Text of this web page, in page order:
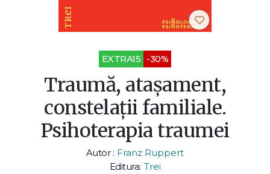
EXTRA15 -30%
Traumă, ataşament,
constelaţii familiale.
Psihoterapia traumei
Autor : Franz Ruppert
Editura: Trei